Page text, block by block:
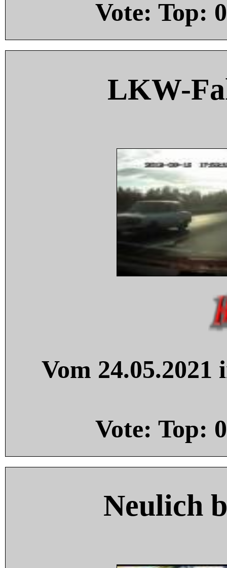
Vote: Top: 0
LKW-
Vom
Vote: Top: 0
Neulich